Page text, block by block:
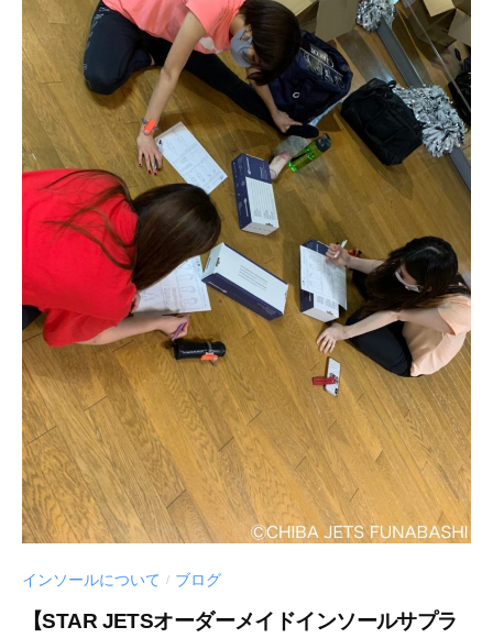
インソールについて / ブログ
【STAR JETSオーダーメイドインソールサプラ